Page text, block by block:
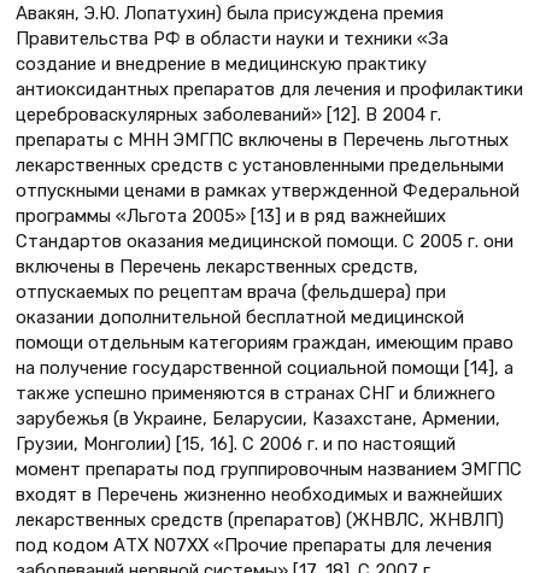
Авакян, Э.Ю. Лопатухин) была присуждена премия
Правительства РФ в области науки и техники «За
создание и внедрение в медицинскую практику
антиоксидантных препаратов для лечения и профилактики
цереброваскулярных заболеваний» [12]. В 2004 г.
препараты с МНН ЭМГПС включены в Перечень льготных
лекарственных средств с установленными предельными
отпускными ценами в рамках утвержденной Федеральной
программы «Льгота 2005» [13] и в ряд важнейших
Стандартов оказания медицинской помощи. С 2005 г. они
включены в Перечень лекарственных средств,
отпускаемых по рецептам врача (фельдшера) при
оказании дополнительной бесплатной медицинской
помощи отдельным категориям граждан, имеющим право
на получение государственной социальной помощи [14], а
также успешно применяются в странах СНГ и ближнего
зарубежья (в Украине, Беларусии, Казахстане, Армении,
Грузии, Монголии) [15, 16]. С 2006 г. и по настоящий
момент препараты под группировочным названием ЭМГПС
входят в Перечень жизненно необходимых и важнейших
лекарственных средств (препаратов) (ЖНВЛС, ЖНВЛП)
под кодом АТХ N07XX «Прочие препараты для лечения